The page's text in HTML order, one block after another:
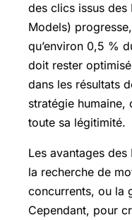
des clics issus des
Models)
qu’environ 0,5 %
doit rester
dans les résultats
stratégie humaine,
toute sa légitimité.
Les avantages
la recherche de
concurrents, ou la
Cependant, pour